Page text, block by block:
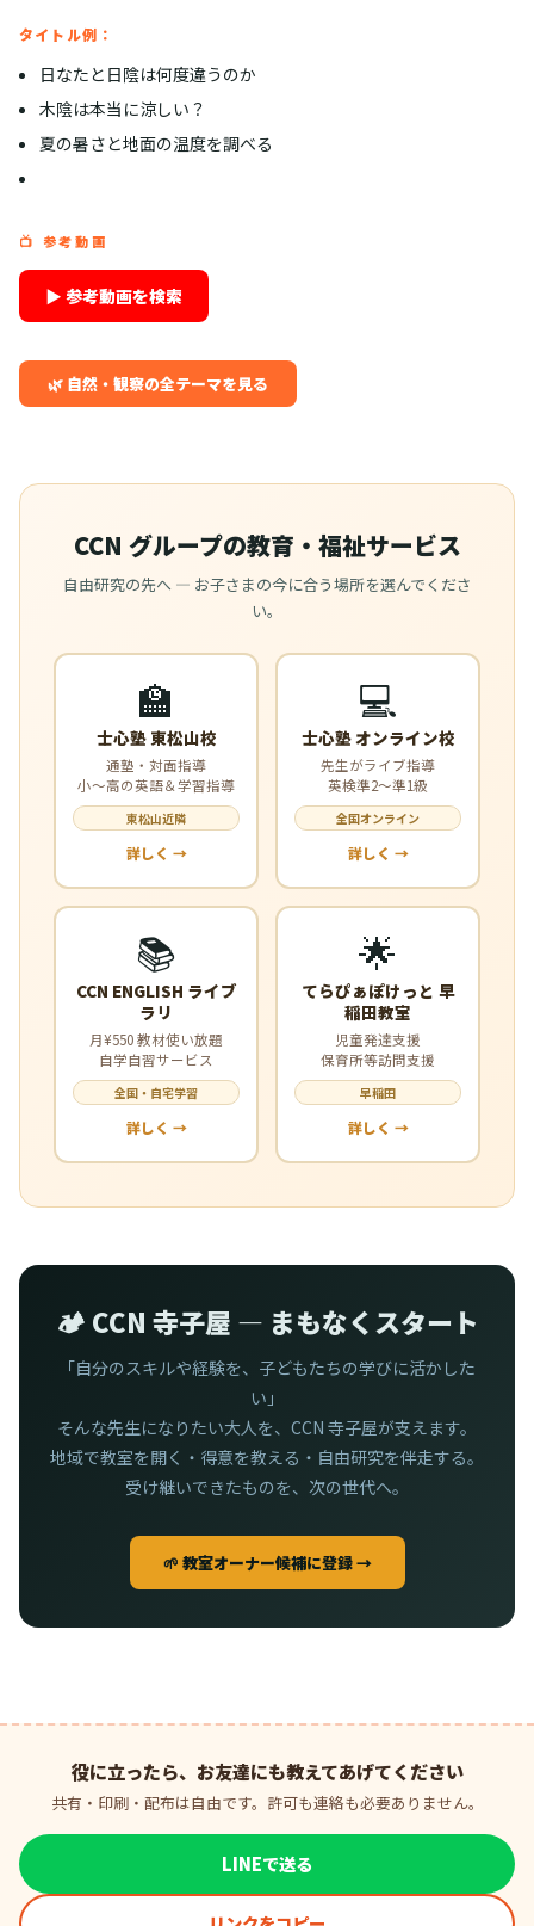
タイトル例：
日なたと日陰は何度違うのか
木陰は本当に涼しい？
夏の暑さと地面の温度を調べる
📺 参考動画
▶ 参考動画を検索
🌿 自然・観察の全テーマを見る
CCN グループの教育・福祉サービス
自由研究の先へ — お子さまの今に合う場所を選んでくださ
い。
🏫
士心塾 東松山校
通塾・対面指導
小〜高の英語＆学習指導
東松山近隣
詳しく →
💻
士心塾 オンライン校
先生がライブ指導
英検準2〜準1級
全国オンライン
詳しく →
📚
CCN ENGLISH ライブ
ラリ
月¥550 教材使い放題
自学自習サービス
全国・自宅学習
詳しく →
🌟
てらぴぁぽけっと 早
稲田教室
児童発達支援
保育所等訪問支援
早稲田
詳しく →
🏕️ CCN 寺子屋 — まもなくスタート
「自分のスキルや経験を、子どもたちの学びに活かした
い」
そんな先生になりたい大人を、CCN 寺子屋が支えます。
地域で教室を開く・得意を教える・自由研究を伴走する。
受け継いできたものを、次の世代へ。
🌱 教室オーナー候補に登録 →
役に立ったら、お友達にも教えてあげてください
共有・印刷・配布は自由です。許可も連絡も必要ありません。
LINEで送る